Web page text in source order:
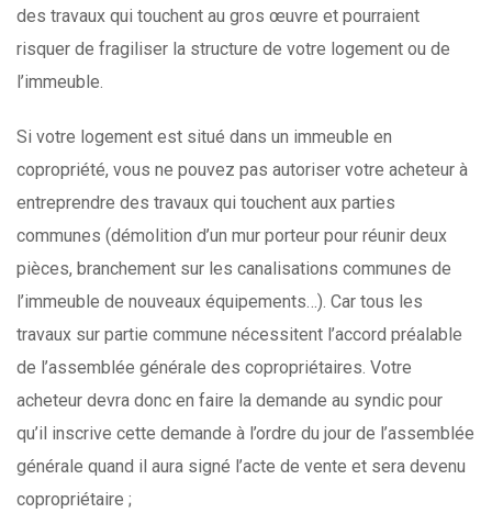
des travaux qui touchent au gros œuvre et pourraient
risquer de fragiliser la structure de votre logement ou de
l’immeuble.
Si votre logement est situé dans un immeuble en
copropriété, vous ne pouvez pas autoriser votre acheteur à
entreprendre des travaux qui touchent aux parties
communes (démolition d’un mur porteur pour réunir deux
pièces, branchement sur les canalisations communes de
l’immeuble de nouveaux équipements…). Car tous les
travaux sur partie commune nécessitent l’accord préalable
de l’assemblée générale des copropriétaires. Votre
acheteur devra donc en faire la demande au syndic pour
qu’il inscrive cette demande à l’ordre du jour de l’assemblée
générale quand il aura signé l’acte de vente et sera devenu
copropriétaire ;